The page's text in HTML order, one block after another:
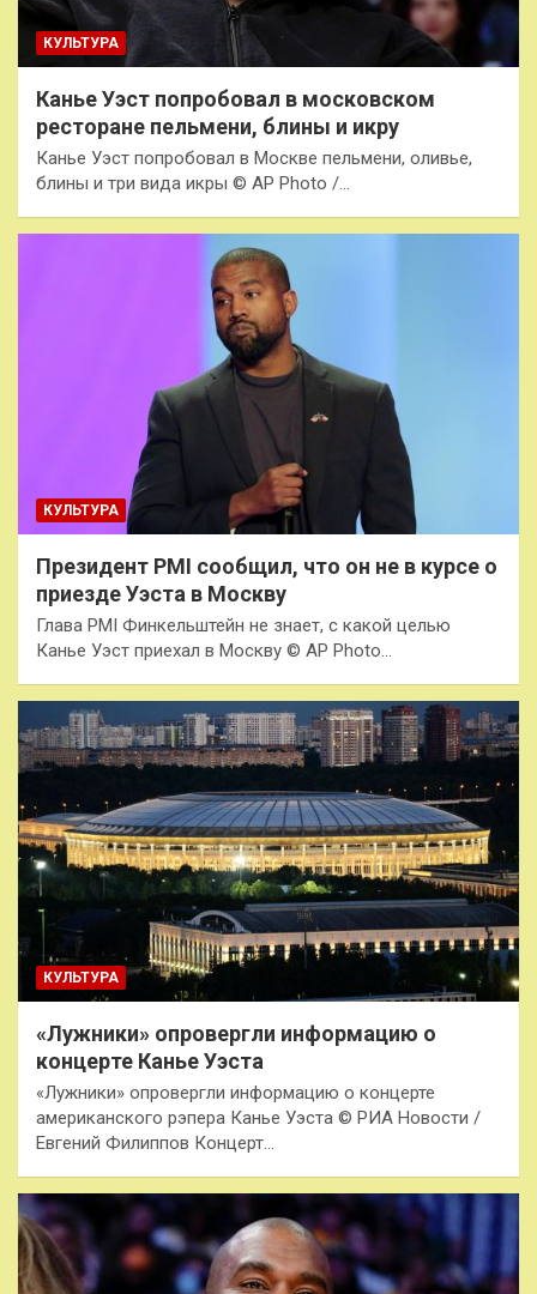
КУЛЬТУРА
Канье Уэст попробовал в московском
ресторане пельмени, блины и икру
Канье Уэст попробовал в Москве пельмени, оливье,
блины и три вида икры © AP Photo /…
КУЛЬТУРА
Президент PMI сообщил, что он не в курсе о
приезде Уэста в Москву
Глава PMI Финкельштейн не знает, с какой целью
Канье Уэст приехал в Москву © AP Photo…
КУЛЬТУРА
«Лужники» опровергли информацию о
концерте Канье Уэста
«Лужники» опровергли информацию о концерте
американского рэпера Канье Уэста © РИА Новости /
Евгений Филиппов Концерт…